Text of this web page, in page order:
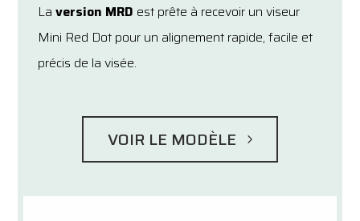
Laversion MRD est prête à recevoir un viseur
Mini Red Dot pour un alignement rapide, facile et
précis de la visée.
VOIR LE MODÈLE